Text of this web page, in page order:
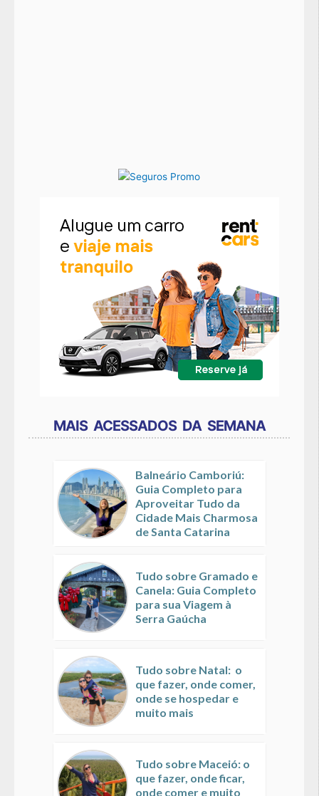
MAIS ACESSADOS DA SEMANA
Balneário Camboriú:
Guia Completo para
Aproveitar Tudo da
Cidade Mais Charmosa
de Santa Catarina
Tudo sobre Gramado e
Canela: Guia Completo
para sua Viagem à
Serra Gaúcha
Tudo sobre Natal: o
que fazer, onde comer,
onde se hospedar e
muito mais
Tudo sobre Maceió: o
que fazer, onde ficar,
onde comer e muito